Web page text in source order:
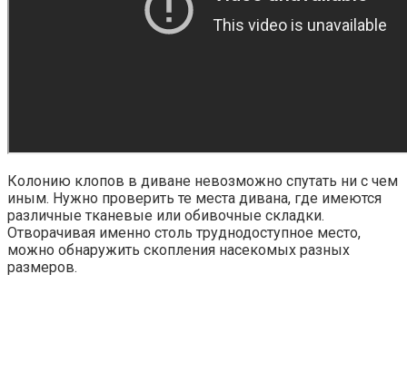
Колонию клопов в диване невозможно спутать ни с чем
иным. Нужно проверить те места дивана, где имеются
различные тканевые или обивочные складки.
Отворачивая именно столь труднодоступное место,
можно обнаружить скопления насекомых разных
размеров.